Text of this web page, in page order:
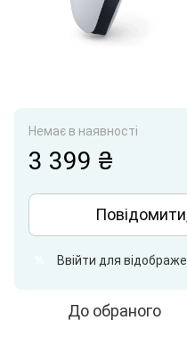
Немає в наявності
3 399 ₴
Ввійти для
До обраного